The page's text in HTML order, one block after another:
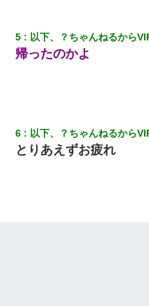
5 以下、？ちゃんねるから
帰ったのかよ
6 以下、？ちゃんねるから
とりあえずお疲れ